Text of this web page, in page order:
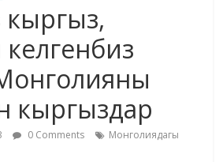
кыргыз,
келгенбиз
кыргыздар
0 Comments
Монголиядагы